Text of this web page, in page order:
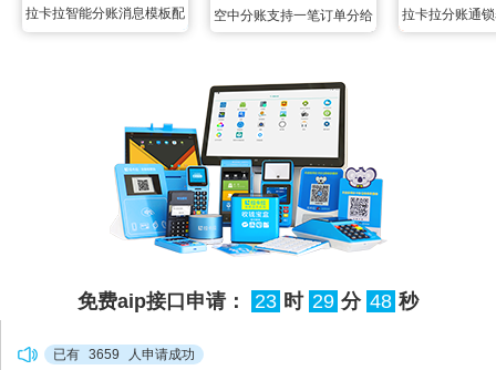
拉卡拉智能分账消息模板配 空中分账支持一笔订单分给
以吗？
拉卡拉分账通
免费aip接口申请： 23 时 29 分 47 秒
已有 3659 人申请成功